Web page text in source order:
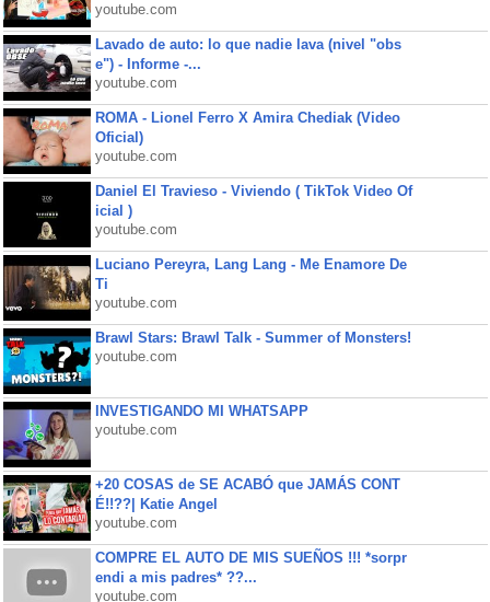
youtube.com
Lavado de auto: lo que nadie lava (nivel "obs
e") - Informe -...
youtube.com
ROMA - Lionel Ferro X Amira Chediak (Video
Oficial)
youtube.com
Daniel El Travieso - Viviendo ( TikTok Video Of
icial )
youtube.com
Luciano Pereyra, Lang Lang - Me Enamore De
Ti
youtube.com
Brawl Stars: Brawl Talk - Summer of Monsters!
youtube.com
INVESTIGANDO MI WHATSAPP
youtube.com
+20 COSAS de SE ACABÓ que JAMÁS CONT
É!!??| Katie Angel
youtube.com
COMPRE EL AUTO DE MIS SUEÑOS !!! *sorpr
endi a mis padres* ??...
youtube.com